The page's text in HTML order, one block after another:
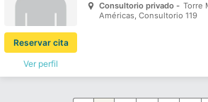
Ver perfil
Reservar cita
Consultorio privado - Torre
Américas, Consultorio 119